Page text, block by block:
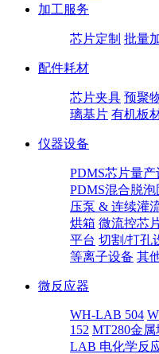
加工服务
芯片定制 批量
配件耗材
芯片夹具 预聚
璃基片 有机板
仪器设备
PDMS芯片量产
PDMS混合脱
压泵 & 连续灌
烘箱 微流控芯
平台 切割/打孔
等离子设备 其
微反应器
WH-LAB 504
152 MT280金
LAB 电化学反